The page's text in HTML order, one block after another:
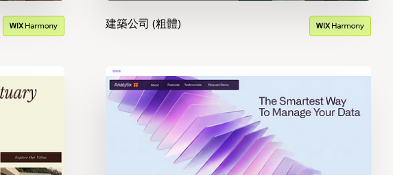
建築公司 (粗體)